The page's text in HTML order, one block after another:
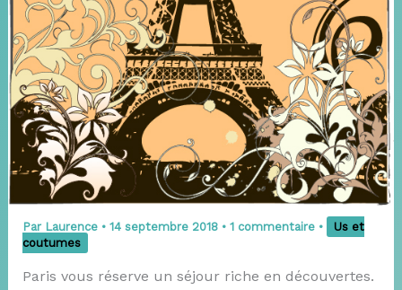
Par Laurence • 14 septembre 2018 • 1 commentaire •
Us et
coutumes
Paris vous réserve un séjour riche en découvertes.